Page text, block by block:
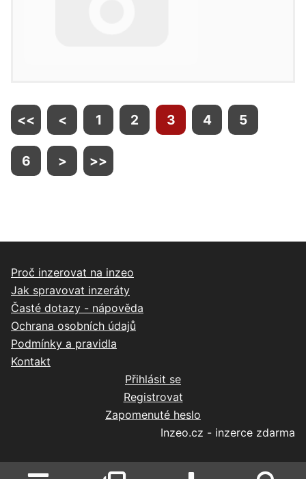
<< < 1 2 3 4 5
6 > >>
Proč inzerovat na inzeo
Jak spravovat inzeráty
Časté dotazy - nápověda
Ochrana osobních údajů
Podmínky a pravidla
Kontakt
Přihlásit se
Registrovat
Zapomenuté heslo
Inzeo.cz - inzerce zdarma